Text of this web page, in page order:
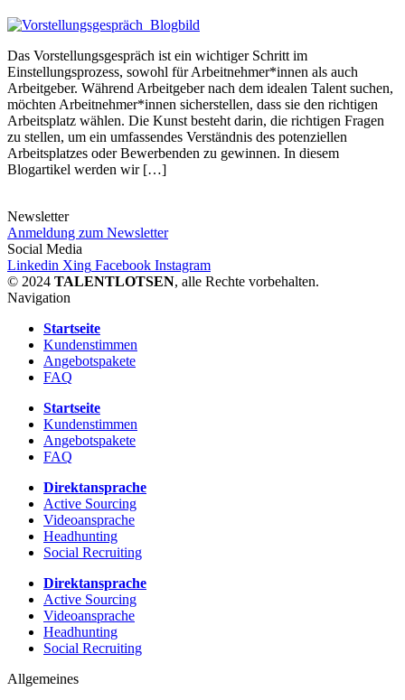
Das Vorstellungsgespräch ist ein wichtiger Schritt im
Einstellungsprozess, sowohl für Arbeitnehmer*innen als auch
Arbeitgeber. Während Arbeitgeber nach dem idealen Talent suchen,
möchten Arbeitnehmer*innen sicherstellen, dass sie den richtigen
Arbeitsplatz wählen. Die Kunst besteht darin, die richtigen Fragen
zu stellen, um ein umfassendes Verständnis des potenziellen
Arbeitsplatzes oder Bewerbenden zu gewinnen. In diesem
Blogartikel werden wir […]
Newsletter
Anmeldung zum Newsletter
Social Media
Linkedin Xing Facebook Instagram
© 2024 TALENTLOTSEN, alle Rechte vorbehalten.
Navigation
Startseite
Kundenstimmen
Angebotspakete
FAQ
Startseite
Kundenstimmen
Angebotspakete
FAQ
Direktansprache
Active Sourcing
Videoansprache
Headhunting
Social Recruiting
Direktansprache
Active Sourcing
Videoansprache
Headhunting
Social Recruiting
Allgemeines